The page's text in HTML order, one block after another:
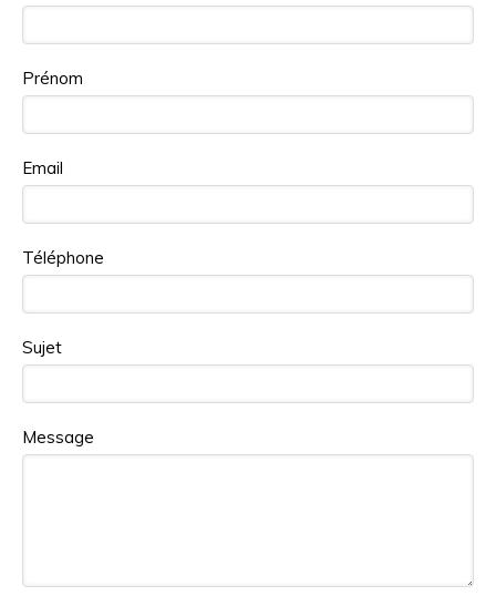
Prénom
Email
Téléphone
Sujet
Message